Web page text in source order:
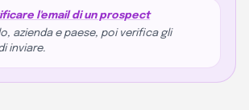
l'email di un prospect
azienda e paese, poi verifica gli
inviare.